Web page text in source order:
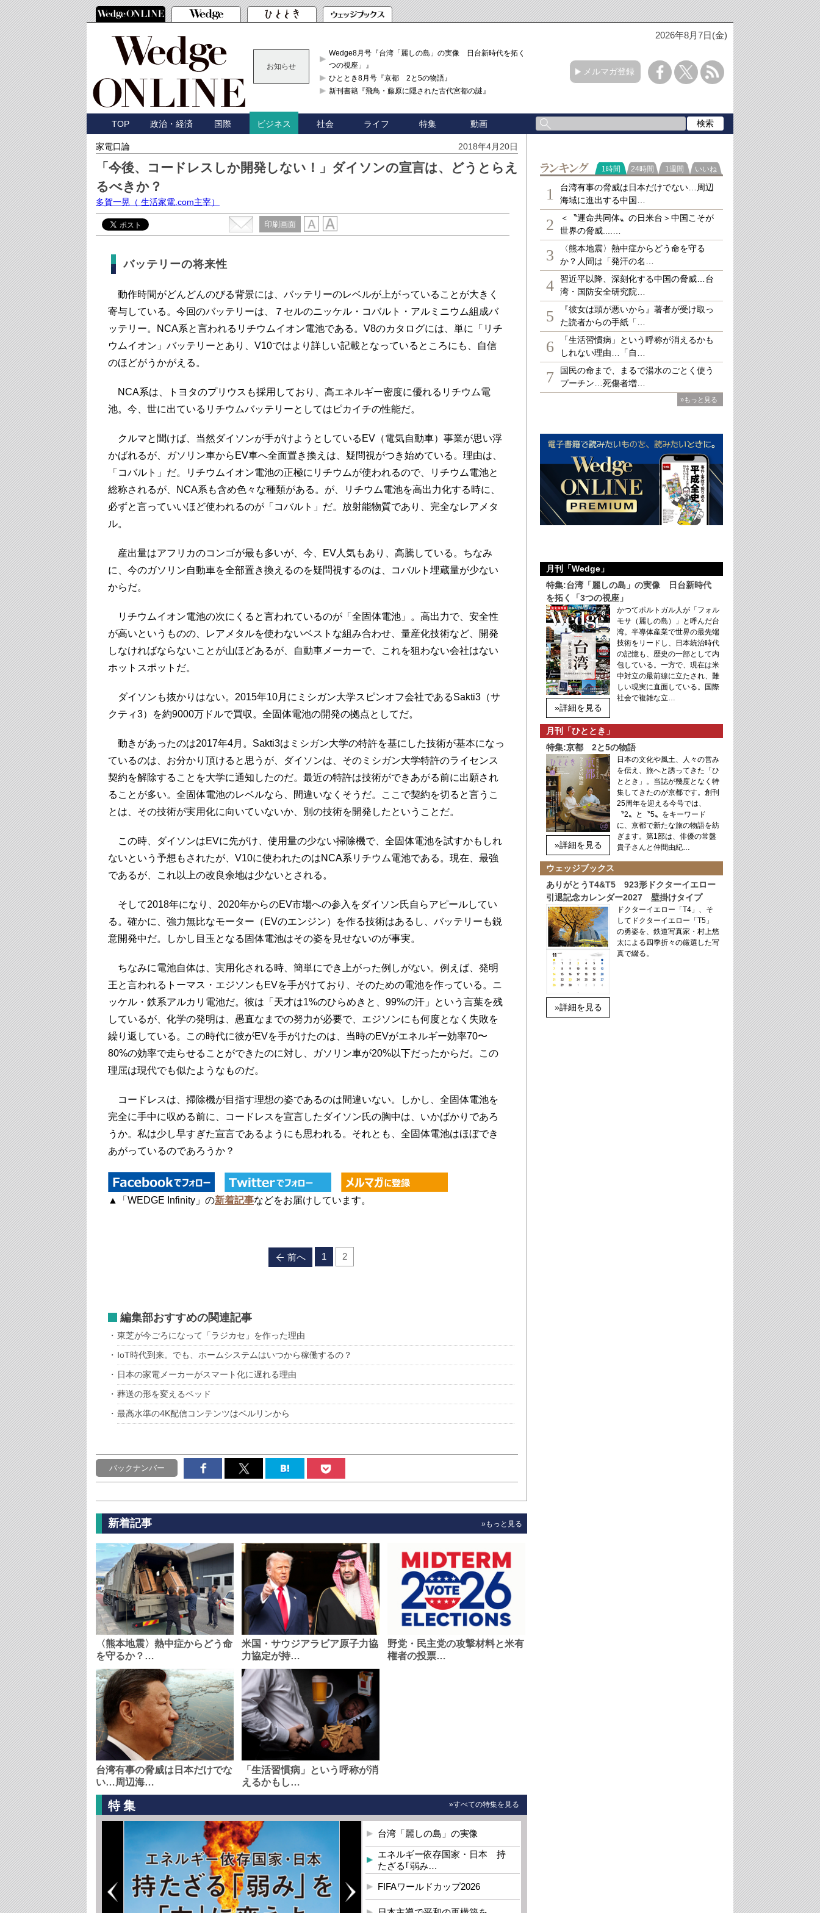
2026年8月7日(金)
お知らせ
Wedge8月号『台湾「麗しの島」の実像 日台新時代を拓く「3
つの視座」』
ひととき8月号『京都 2と5の物語』
新刊書籍『飛鳥・藤原に隠された古代宮都の謎』
メルマガ登録
TOP 政治・経済 国際 ビジネス 社会 ライフ 特集 動画
家電口論 2018年4月20日
「今後、コードレスしか開発しない！」ダイソンの宣言は、どうとらえ
るべきか？
多賀一晃 （ 生活家電.com主宰）
印刷画面
バッテリーの将来性
動作時間がどんどんのびる背景には、バッテリーのレベルが上がっていることが大きく
寄与している。今回のバッテリーは、７セルのニッケル・コバルト・アルミニウム組成バ
ッテリー。NCA系と言われるリチウムイオン電池である。V8のカタログには、単に「リチ
ウムイオン」バッテリーとあり、V10ではより詳しい記載となっているところにも、自信
のほどがうかがえる。
NCA系は、トヨタのプリウスも採用しており、高エネルギー密度に優れるリチウム電
池。今、世に出ているリチウムバッテリーとしてはピカイチの性能だ。
クルマと聞けば、当然ダイソンが手がけようとしているEV（電気自動車）事業が思い浮
かばれるが、ガソリン車からEV車へ全面置き換えは、疑問視がつき始めている。理由は、
「コバルト」だ。リチウムイオン電池の正極にリチウムが使われるので、リチウム電池と
総称されるが、NCA系も含め色々な種類がある。が、リチウム電池を高出力化する時に、
必ずと言っていいほど使われるのが「コバルト」だ。放射能物質であり、完全なレアメタ
ル。
産出量はアフリカのコンゴが最も多いが、今、EV人気もあり、高騰している。ちなみ
に、今のガソリン自動車を全部置き換えるのを疑問視するのは、コバルト埋蔵量が少ない
からだ。
リチウムイオン電池の次にくると言われているのが「全固体電池」。高出力で、安全性
が高いというものの、レアメタルを使わないベストな組み合わせ、量産化技術など、開発
しなければならないことが山ほどあるが、自動車メーカーで、これを狙わない会社はない
ホットスポットだ。
ダイソンも抜かりはない。2015年10月にミシガン大学スピンオフ会社であるSakti3（サ
クティ3）を約9000万ドルで買収。全固体電池の開発の拠点としてだ。
動きがあったのは2017年4月。Sakti3はミシガン大学の特許を基にした技術が基本になっ
ているのは、お分かり頂けると思うが、ダイソンは、そのミシガン大学特許のライセンス
契約を解除することを大学に通知したのだ。最近の特許は技術ができあがる前に出願され
ることが多い。全固体電池のレベルなら、間違いなくそうだ。ここで契約を切ると言うこ
とは、その技術が実用化に向いていないか、別の技術を開発したということだ。
この時、ダイソンはEVに先がけ、使用量の少ない掃除機で、全固体電池を試すかもしれ
ないという予想もされたが、V10に使われたのはNCA系リチウム電池である。現在、最強
であるが、これ以上の改良余地は少ないとされる。
そして2018年になり、2020年からのEV市場への参入をダイソン氏自らアピールしてい
る。確かに、強力無比なモーター（EVのエンジン）を作る技術はあるし、バッテリーも鋭
意開発中だ。しかし目玉となる固体電池はその姿を見せないのが事実。
ちなみに電池自体は、実用化される時、簡単にでき上がった例しがない。例えば、発明
王と言われるトーマス・エジソンもEVを手がけており、そのための電池を作っている。ニ
ッケル・鉄系アルカリ電池だ。彼は「天才は1%のひらめきと、99%の汗」という言葉を残
しているが、化学の発明は、愚直なまでの努力が必要で、エジソンにも何度となく失敗を
繰り返している。この時代に彼がEVを手がけたのは、当時のEVがエネルギー効率70〜
80%の効率で走らせることができたのに対し、ガソリン車が20%以下だったからだ。この
理屈は現代でも似たようなものだ。
コードレスは、掃除機が目指す理想の姿であるのは間違いない。しかし、全固体電池を
完全に手中に収める前に、コードレスを宣言したダイソン氏の胸中は、いかばかりであろ
うか。私は少し早すぎた宣言であるようにも思われる。それとも、全固体電池はほぼでき
あがっているのであろうか？
▲「WEDGE Infinity」の新着記事などをお届けしています。
前へ 1 2
編集部おすすめの関連記事
東芝が今ごろになって「ラジカセ」を作った理由
IoT時代到来。でも、ホームシステムはいつから稼働するの？
日本の家電メーカーがスマート化に遅れる理由
葬送の形を変えるベッド
最高水準の4K配信コンテンツはベルリンから
バックナンバー
新着記事 »もっと見る
〈熊本地震〉熱中症からどう命
を守るか？…
米国・サウジアラビア原子力協
力協定が持…
野党・民主党の攻撃材料と米有
権者の投票…
台湾有事の脅威は日本だけでな
い…周辺海…
「生活習慣病」という呼称が消
えるかもし…
特集 »すべての特集を見る
台湾「麗しの島」の実像
エネルギー依存国家・日本 持
たざる｢弱み…
FIFAワールドカップ2026
ランキング
1時間 24時間 1週間 いいね
1
台湾有事の脅威は日本だけでない…周辺
海域に進出する中国…
2
＜〝運命共同体〟の日米台＞中国こそが
世界の脅威....…
3
〈熊本地震〉熱中症からどう命を守る
か？人間は「発汗の名…
4
習近平以降、深刻化する中国の脅威…台
湾・国防安全研究院…
5
『彼女は頭が悪いから』著者が受け取っ
た読者からの手紙「…
6
「生活習慣病」という呼称が消えるかも
しれない理由…「自…
7
国民の命まで、まるで湯水のごとく使う
プーチン…死傷者増…
»もっと見る
月刊「Wedge」
特集:台湾「麗しの島」の実像 日台新時代
を拓く「3つの視座」
»詳細を見る
かつてポルトガル人が「フォル
モサ（麗しの島）」と呼んだ台
湾。半導体産業で世界の最先端
技術をリードし、日本統治時代
の記憶も、歴史の一部として内
包している。一方で、現在は米
中対立の最前線に立たされ、難
しい現実に直面している。国際
社会で複雑な立…
月刊「ひととき」
特集:京都 2と5の物語
»詳細を見る
日本の文化や風土、人々の営み
を伝え、旅へと誘ってきた「ひ
ととき」。当誌が幾度となく特
集してきたのが京都です。創刊
25周年を迎える今号では、
〝2〟と〝5〟をキーワード
に、京都で新たな旅の物語を紡
ぎます。第1部は、俳優の常盤
貴子さんと仲間由紀…
ウェッジブックス
ありがとうT4&T5 923形ドクターイエロー
引退記念カレンダー2027 壁掛けタイプ
»詳細を見る
ドクターイエロー「T4」、そ
してドクターイエロー「T5」
の勇姿を、鉄道写真家・村上悠
太による四季折々の厳選した写
真で綴る。